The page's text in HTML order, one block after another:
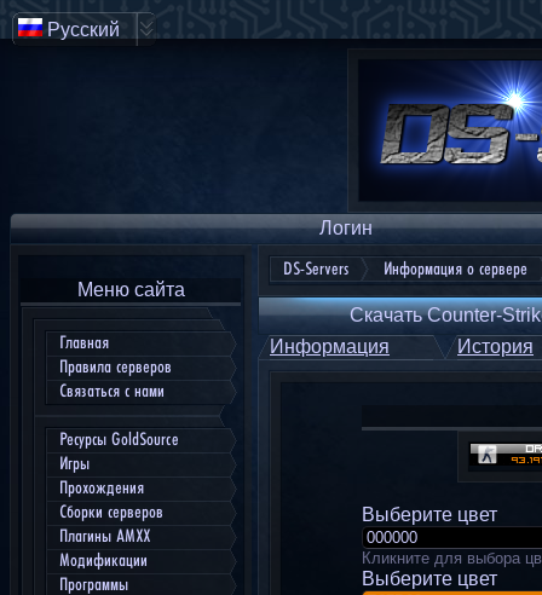
Логин
Меню сайта
Главная
Правила серверов
Связаться с нами
Ресурсы GoldSource
Игры
Прохождения
Сборки серверов
Плагины AMXX
Модификации
Программы
DS-Servers Информация о сервере
Скачать Counter-
Информация
История
Выберите цвет
Кликните для выбора
Выберите цвет
Русский